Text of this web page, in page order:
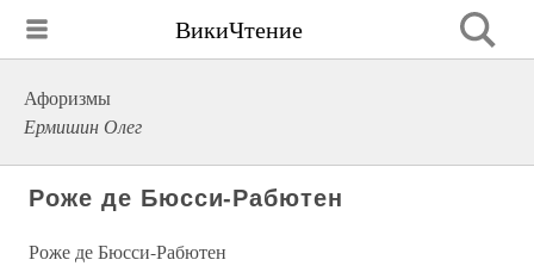
ВикиЧтение
Афоризмы
Ермишин Олег
Роже де Бюсси-Рабютен
Роже де Бюсси-Рабютен